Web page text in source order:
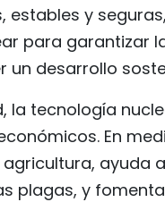
y
para garantizar
desarrollo
la tecnología
En
ayuda
plagas, y